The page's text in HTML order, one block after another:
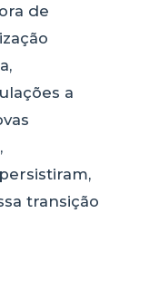
de
a
transição